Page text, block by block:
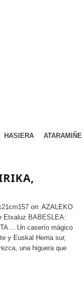
HASIERA ATARAMIÑE
orr. AZALEKO
Etxaluz BABESLEA:
Un caserío mágico
y Euskal Herria sur,
una higuera que